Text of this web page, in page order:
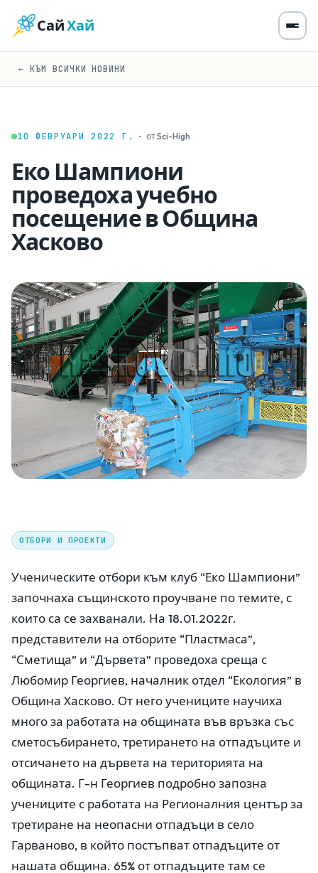
СайХай
← КЪМ ВСИЧКИ НОВИНИ
10 ФЕВРУАРИ 2022 Г. · от Sci-High
Еко Шампиони
проведоха учебно
посещение в Община
Хасково
ОТБОРИ И ПРОЕКТИ
Ученическите отбори към клуб “Еко Шампиони”
започнаха същинското проучване по темите, с
които са се захванали. На 18.01.2022г.
представители на отборите “Пластмаса”,
“Сметища” и “Дървета” проведоха среща с
Любомир Георгиев, началник отдел “Екология” в
Община Хасково. От него учениците научиха
много за работата на общината във връзка със
сметосъбирането, третирането на отпадъците и
отсичането на дървета на територията на
общината. Г-н Георгиев подробно запозна
учениците с работата на Регионалния център за
третиране на неопасни отпадъци в село
Гарваново, в който постъпват отпадъците от
нашата община. 65% от отпадъците там се